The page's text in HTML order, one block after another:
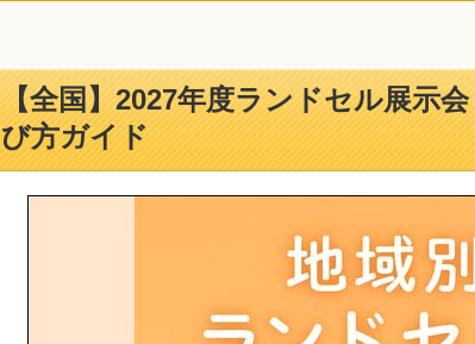
【全国】2027年度ランドセル展示
び方ガイド